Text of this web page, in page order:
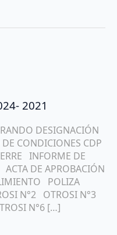
2021
DESIGNACIÓN
CONDICIONES CDP
INFORME DE
DE APROBACIÓN
POLIZA
N°2 OTROSI N°3
N°6 […]